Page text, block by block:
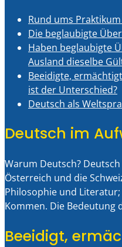
Rund ums
Die beglaubigte
Haben beglaubigte
Ausland dieselbe
Beeidigte,
ist der Unterschied?
Deutsch als
Deutsch im
Warum Deutsch?
Österreich und die
Philosophie und
Kommen. Die Bedeutung
Beeidigt,